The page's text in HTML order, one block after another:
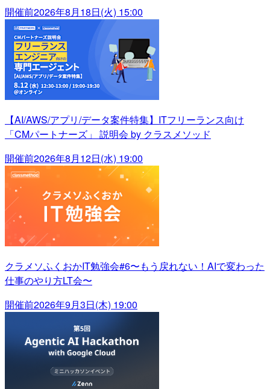
開催前2026年8月18日(火) 15:00
【AI/AWS/アプリ/データ案件特集】ITフリーランス向け
「CMパートナーズ」 説明会 by クラスメソッド
開催前2026年8月12日(水) 19:00
クラメソふくおかIT勉強会#6〜もう戻れない！AIで変わった
仕事のやり方LT会〜
開催前2026年9月3日(木) 19:00